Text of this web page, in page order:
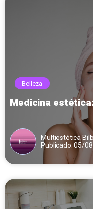
Belleza
Medicina
Multiestética
Publicado: 05/